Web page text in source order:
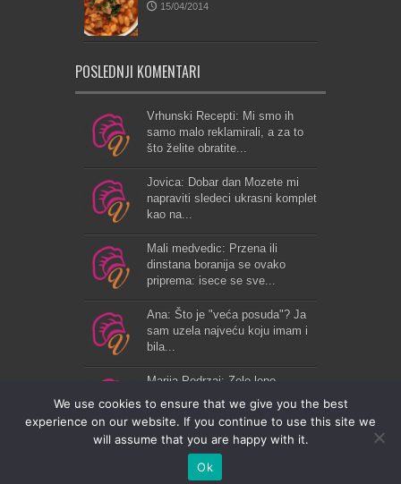
15/04/2014
POSLEDNJI KOMENTARI
Vrhunski Recepti: Mi smo ih
samo malo reklamirali, a za to
što želite obratite...
Jovica: Dobar dan Mozete mi
napraviti sledeci ukrasni komplet
kao na...
Mali medvedic: Przena ili
dinstana boranija se ovako
priprema: isece se sve...
Ana: Što je "veća posuda"? Ja
sam uzela najveću koju imam i
bila...
Marija Podrzaj: Zelo lepo...
We use cookies to ensure that we give you the best
experience on our website. If you continue to use this site we
will assume that you are happy with it.
Ok